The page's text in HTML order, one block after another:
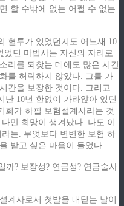
할 수밖에 없는 어쩔 수 없는
혈투가 있었던지도 어느새 10
었던 마법사는 자신의 자리로
리를 되찾는 데에도 많은 시간
를 허락하지 않았다. 그를 가
간을 보장한 것이다. 그리고
난 10년 한없이 가라앉아 있던
회가 하필 보험설계사라는 것
만 희망이 생겨났다. 나도 이
는. 무엇보다 변변한 보험 하
받고 싶은 마음이 들었다.
까? 보장성? 연금성? 연금술사
계사로서 첫발을 내딛는 날이